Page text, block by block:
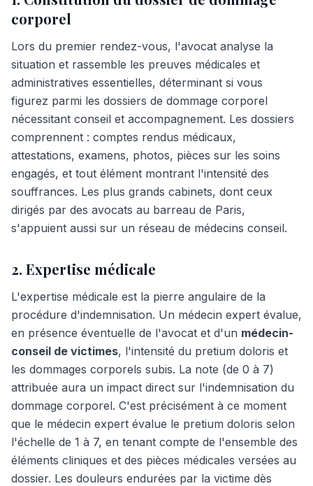
corporel
Lors du premier rendez-vous, l'avocat analyse la
situation et rassemble les preuves médicales et
administratives essentielles, déterminant si vous
figurez parmi les dossiers de dommage corporel
nécessitant conseil et accompagnement. Les dossiers
comprennent : comptes rendus médicaux,
attestations, examens, photos, pièces sur les soins
engagés, et tout élément montrant l'intensité des
souffrances. Les plus grands cabinets, dont ceux
dirigés par des avocats au barreau de Paris,
s'appuient aussi sur un réseau de médecins conseil.
2. Expertise médicale
L'expertise médicale est la pierre angulaire de la
procédure d'indemnisation. Un médecin expert évalue,
en présence éventuelle de l'avocat et d'un médecin-
conseil de victimes, l'intensité du pretium doloris et
les dommages corporels subis. La note (de 0 à 7)
attribuée aura un impact direct sur l'indemnisation du
dommage corporel. C'est précisément à ce moment
que le médecin expert évalue le pretium doloris selon
l'échelle de 1 à 7, en tenant compte de l'ensemble des
éléments cliniques et des pièces médicales versées au
dossier. Les douleurs endurées par la victime dès